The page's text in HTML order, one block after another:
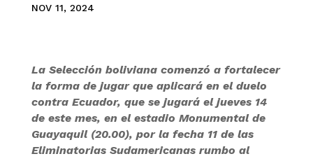
NOV 11, 2024
La Selección boliviana comenzó a fortalecer
la forma de jugar que aplicará en el duelo
contra Ecuador, que se jugará el jueves 14
de este mes, en el estadio Monumental de
Guayaquil (20.00), por la fecha 11 de las
Eliminatorias Sudamericanas rumbo al